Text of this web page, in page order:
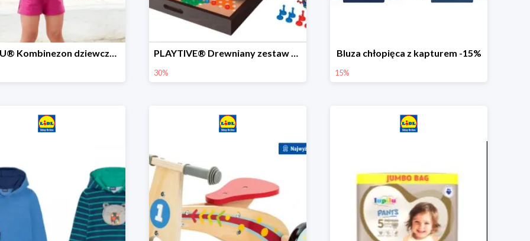
LUPILU® Kombinezon dziewczęcy z bawełny PLAYTIVE® Drewniany zestaw gier 10 w 1
30%
Bluza chłopięca z kapturem -15%
15%